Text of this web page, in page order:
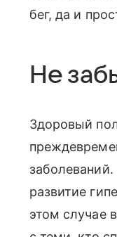
бег, да и
Не
Здоровый
развитие
этом случае